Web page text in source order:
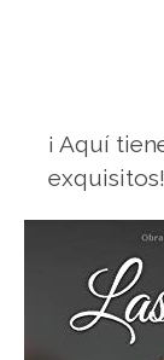
¡ Aquí
exquisitos!